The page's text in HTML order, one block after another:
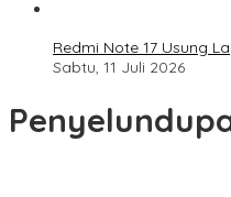
Redmi Note 17 Usung
Sabtu, 11 Juli 2026